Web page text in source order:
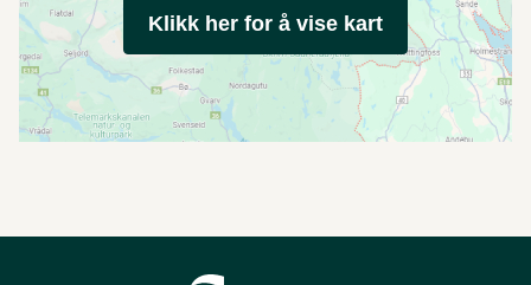
Klikk her for å vise kart